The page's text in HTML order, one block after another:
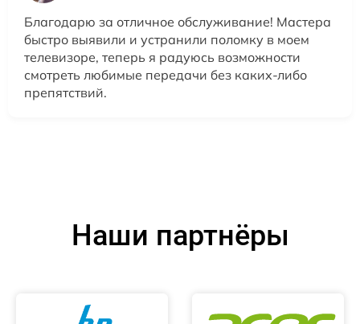
Благодарю за отличное обслуживание! Мастера
быстро выявили и устранили поломку в моем
телевизоре, теперь я радуюсь возможности
смотреть любимые передачи без каких-либо
препятствий.
Наши партнёры